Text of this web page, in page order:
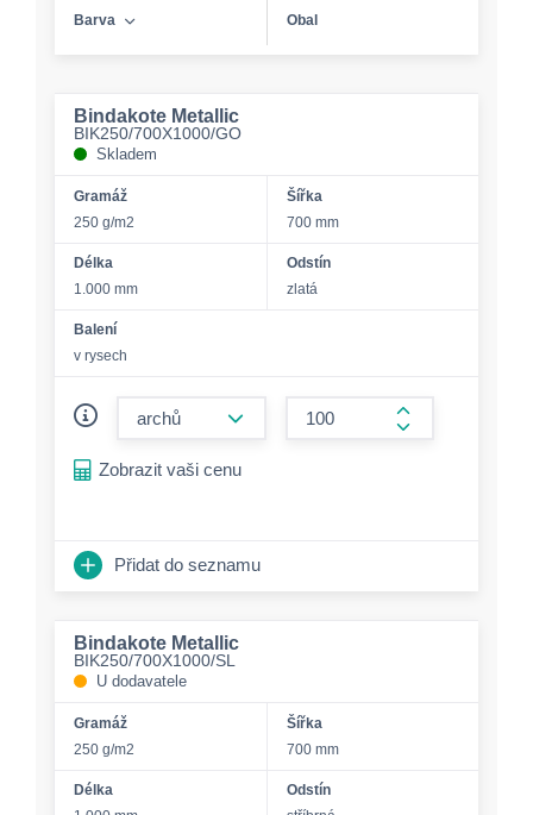
Barva Obal
Bindakote Metallic
BIK250/700X1000/GO
Skladem
Gramáž
250 g/m2
Šířka
700 mm
Délka
1.000 mm
Odstín
zlatá
Balení
v rysech
form.increase-
Zobrazit vaši cenu
Přidat do seznamu
Bindakote Metallic
BIK250/700X1000/SL
U dodavatele
Gramáž
250 g/m2
Šířka
700 mm
Délka
Odstín